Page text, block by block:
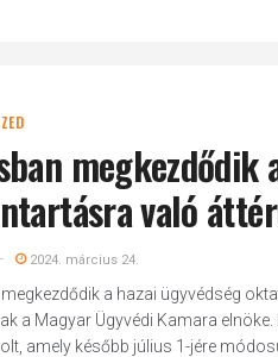
megkezdődik
való
2024. március 24.
a hazai ügyvédség
a Magyar Ügyvédi Kamara
amely később július 1-jére